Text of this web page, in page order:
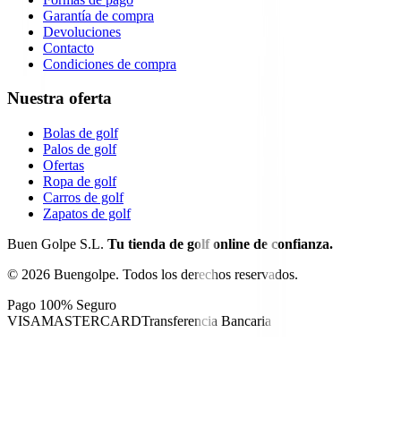
Garantía de compra
Devoluciones
Contacto
Condiciones de compra
Nuestra oferta
Bolas de golf
Palos de golf
Ofertas
Ropa de golf
Carros de golf
Zapatos de golf
Buen Golpe S.L. Tu tienda de golf online de confianza.
© 2026 Buengolpe. Todos los derechos reservados.
Pago 100% Seguro
VISAMASTERCARDTransferencia Bancaria